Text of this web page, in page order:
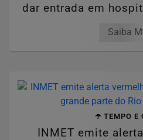
dar entrada em
Saiba
☂️ TEMPO E
INMET emite